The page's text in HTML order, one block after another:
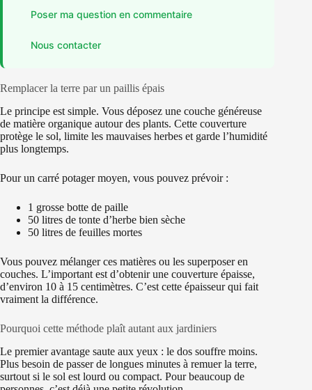
Poser ma question en commentaire
Nous contacter
Remplacer la terre par un paillis épais
Le principe est simple. Vous déposez une couche généreuse
de matière organique autour des plants. Cette couverture
protège le sol, limite les mauvaises herbes et garde l’humidité
plus longtemps.
Pour un carré potager moyen, vous pouvez prévoir :
1 grosse botte de paille
50 litres de tonte d’herbe bien sèche
50 litres de feuilles mortes
Vous pouvez mélanger ces matières ou les superposer en
couches. L’important est d’obtenir une couverture épaisse,
d’environ 10 à 15 centimètres. C’est cette épaisseur qui fait
vraiment la différence.
Pourquoi cette méthode plaît autant aux jardiniers
Le premier avantage saute aux yeux : le dos souffre moins.
Plus besoin de passer de longues minutes à remuer la terre,
surtout si le sol est lourd ou compact. Pour beaucoup de